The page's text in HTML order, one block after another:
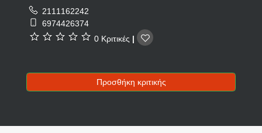
2111162242
6974426374
0 Κριτικές |
Προσθήκη κριτικής